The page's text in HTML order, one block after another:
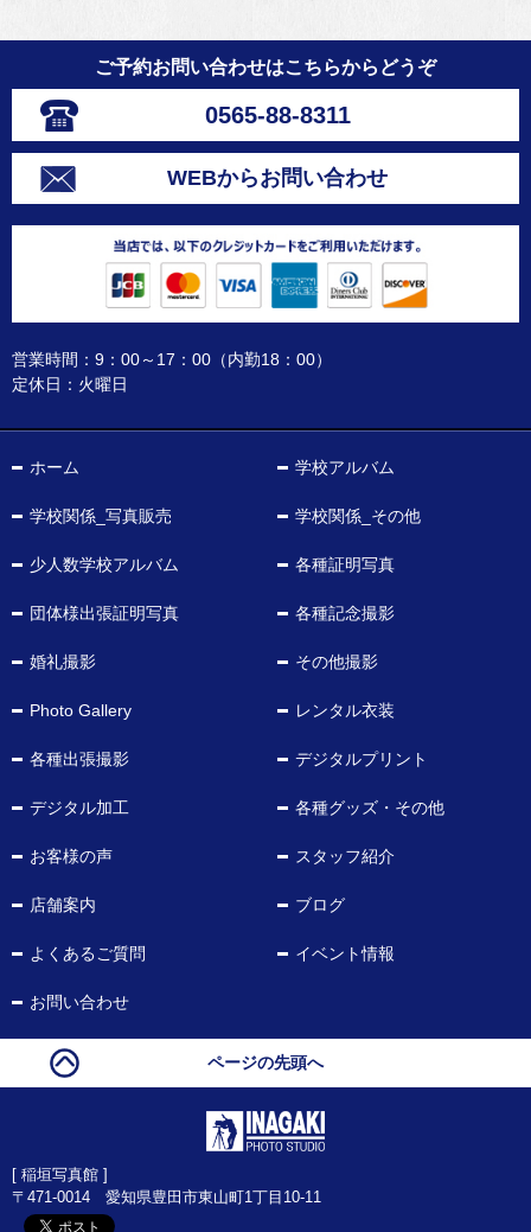
ご予約お問い合わせはこちらからどうぞ
0565-88-8311
WEBからお問い合わせ
営業時間：9：00～17：00（内勤18：00）
定休日：火曜日
ホーム 学校アルバム
学校関係_写真販売 学校関係_その他
少人数学校アルバム 各種証明写真
団体様出張証明写真 各種記念撮影
婚礼撮影 その他撮影
Photo Gallery レンタル衣装
各種出張撮影 デジタルプリント
デジタル加工 各種グッズ・その他
お客様の声 スタッフ紹介
店舗案内 ブログ
よくあるご質問 イベント情報
お問い合わせ
ページの先頭へ
[ 稲垣写真館 ]
〒471-0014 愛知県豊田市東山町1丁目10-11